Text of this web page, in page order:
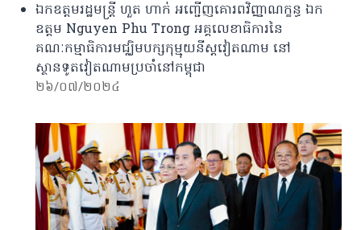
ឯកឧត្តមរដ្ឋមន្ត្រី ហួត ហាក់ អញ្ជើញគោរពវិញ្ញាណក្ខន្ធ ឯក
ឧត្តម Nguyen Phu Trong អគ្គលេខាធិការនៃ
គណៈកម្មាធិការមជ្ឈិមបក្សកុម្មុយនីស្តវៀតណាម នៅ
ស្ថានទូតវៀតណាមប្រចាំនៅកម្ពុជា
២៦/០៧/២០២៤